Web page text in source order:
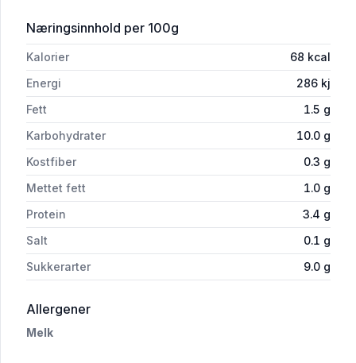
Næringsinnhold for 'Q Fersk Sjokolademelk 1.75 l'
per 100g
Kalorier 68 kcal
Energi
286 kj
Fett
1.5 g
Karbohydrater
10.0 g
Kostfiber
0.3 g
Mettet fett
1.0 g
Protein
3.4 g
Salt
0.1 g
Sukkerarter
9.0 g
Allergeneri 'Q Fersk Sjokolademelk 1.75 l'
Melk